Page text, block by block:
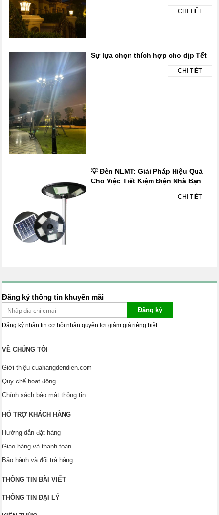
CHI TIẾT
Sự lựa chọn thích hợp cho dịp Tết
CHI TIẾT
💡 Đèn NLMT: Giải Pháp Hiệu Quả
Cho Việc Tiết Kiệm Điện Nhà Bạn
CHI TIẾT
Đăng ký thông tin khuyến mãi
Đăng ký
Đăng ký nhận tin cơ hội nhận quyền lợi giảm giá riêng biệt.
VỀ CHÚNG TÔI
Giới thiệu cuahangdendien.com
Quy chế hoạt động
Chính sách bảo mật thông tin
HỖ TRỢ KHÁCH HÀNG
Hướng dẫn đặt hàng
Giao hàng và thanh toán
Bảo hành và đổi trả hàng
THÔNG TIN BÀI VIẾT
THÔNG TIN ĐẠI LÝ